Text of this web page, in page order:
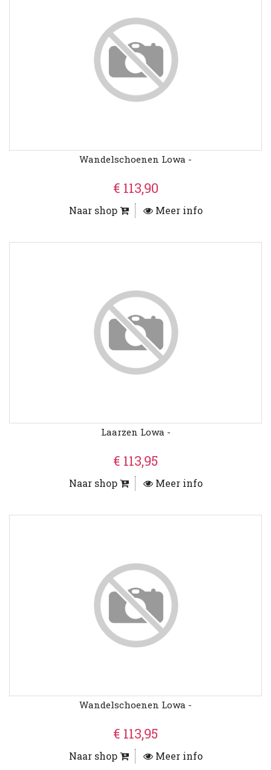
Wandelschoenen Lowa -
€ 113,90
Naar shop Meer info
Laarzen Lowa -
€ 113,95
Naar shop Meer info
Wandelschoenen Lowa -
€ 113,95
Naar shop Meer info